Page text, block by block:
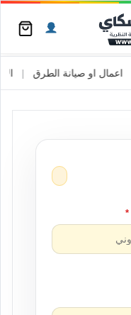
اعمال او صيانة الطرق
*